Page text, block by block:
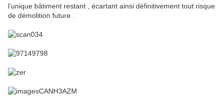
l’unique bâtiment restant , écartant ainsi définitivement tout risque
de démolition future .